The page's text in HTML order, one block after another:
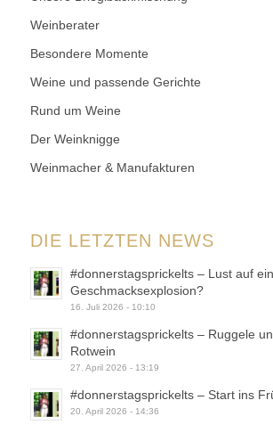
Weinberater
Besondere Momente
Weine und passende Gerichte
Rund um Weine
Der Weinknigge
Weinmacher & Manufakturen
DIE LETZTEN NEWS
#donnerstagsprickelts – Lust auf
Geschmacksexplosion?
16. Juli 2026 - 10:10
#donnerstagsprickelts – Ruggele
Rotwein
27. April 2026 - 13:19
#donnerstagsprickelts – Start ins
20. April 2026 - 14:36